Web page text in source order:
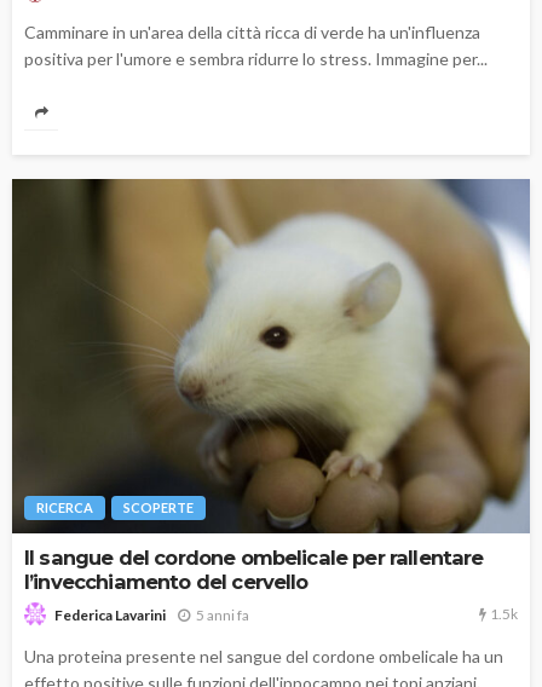
Camminare in un'area della città ricca di verde ha un'influenza
positiva per l'umore e sembra ridurre lo stress. Immagine per...
RICERCA SCOPERTE
Il sangue del cordone ombelicale per rallentare
l’invecchiamento del cervello
Federica Lavarini 5 anni fa 1.5k
Una proteina presente nel sangue del cordone ombelicale ha un